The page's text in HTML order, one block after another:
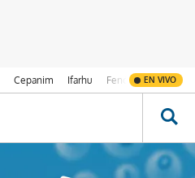
Cepanim Ifarhu Fenómeno de El
EN VIVO